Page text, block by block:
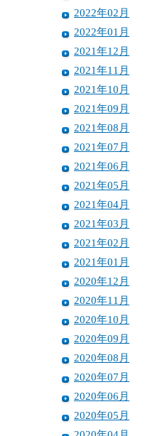
2022年02月
2022年01月
2021年12月
2021年11月
2021年10月
2021年09月
2021年08月
2021年07月
2021年06月
2021年05月
2021年04月
2021年03月
2021年02月
2021年01月
2020年12月
2020年11月
2020年10月
2020年09月
2020年08月
2020年07月
2020年06月
2020年05月